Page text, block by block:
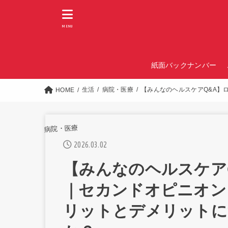
紙面バックナンバー
MENU
HOME 生活 病院・医療 【みんなのヘルスケアQ&A
病院・医療
2026.03.02
【みんなのヘルスケ
｜セカンドオピニオ
リットとデメリット